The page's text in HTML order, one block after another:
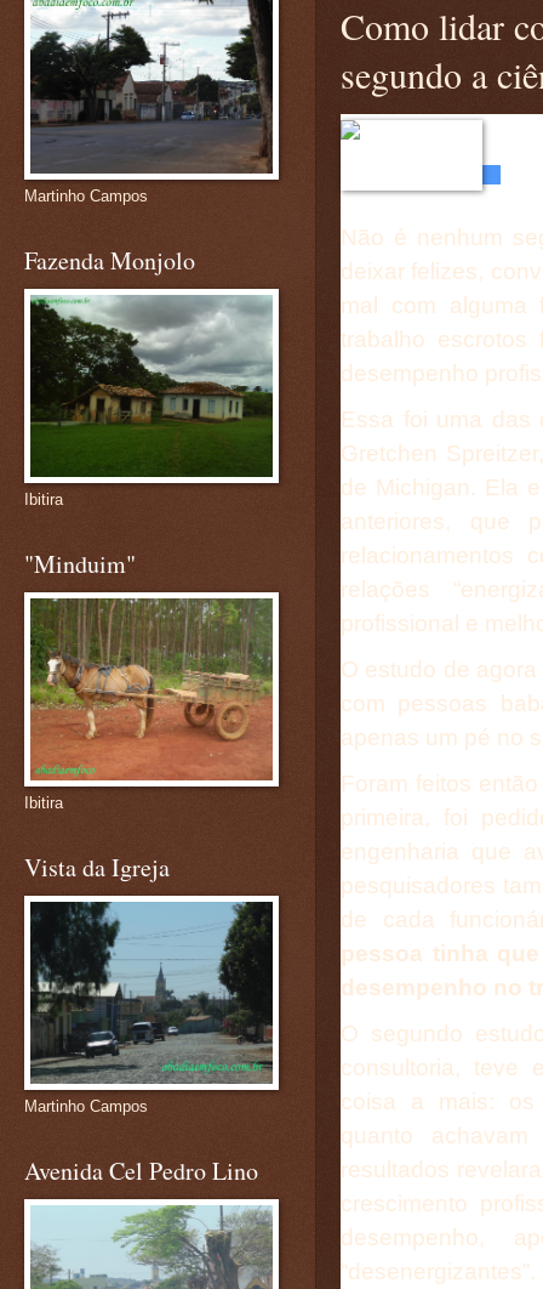
Como lidar
segundo a
Não é nenhum
deixar felizes,
mal com alguma
trabalho
desempenho
Essa foi uma das
Gretchen
de Michigan. Ela
anteriores, que
relacionamentos
relações
profissional e
O estudo de
com pessoas
apenas um pé no
Foram feitos
primeira, foi
engenharia que
pesquisadores
de cada
pessoa tinha
desempenho no
O segundo
consultoria, teve
coisa a mais: os
quanto
resultados
crescimento
desempenho,
“desenergizantes”.
Martinho Campos
Fazenda Monjolo
Ibitira
"Minduim"
Ibitira
Vista da Igreja
Martinho Campos
Avenida Cel Pedro Lino